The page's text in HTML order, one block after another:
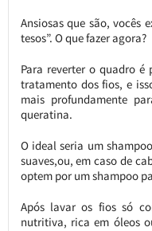
Ansiosas que são, vocês
tesos”. O que fazer agora?
Para reverter o quadro é
tratamento dos fios, e
mais profundamente
queratina.
O ideal seria um
suaves,ou, em caso de
optem por um shampoo
Após lavar os fios só
nutritiva, rica em óleos